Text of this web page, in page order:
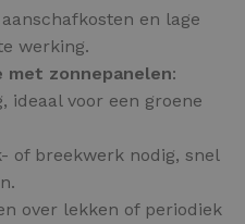
en lage
werking.
met zonnepanelen:
ideaal voor een groene
of breekwerk nodig, snel
over lekken of periodiek